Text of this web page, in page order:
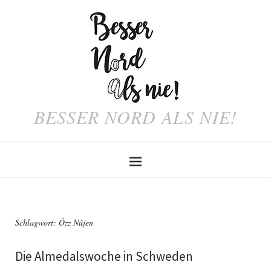
BESSER NORD ALS NIE!
Schlagwort: Özz Nûjen
Die Almedalswoche in Schweden